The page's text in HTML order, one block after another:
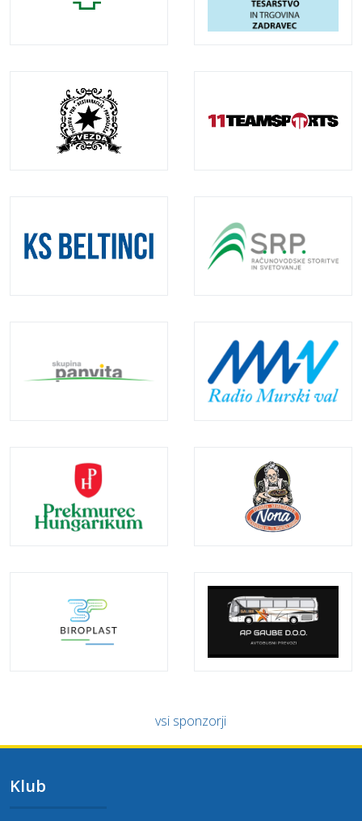
vsi sponzorji
Klub